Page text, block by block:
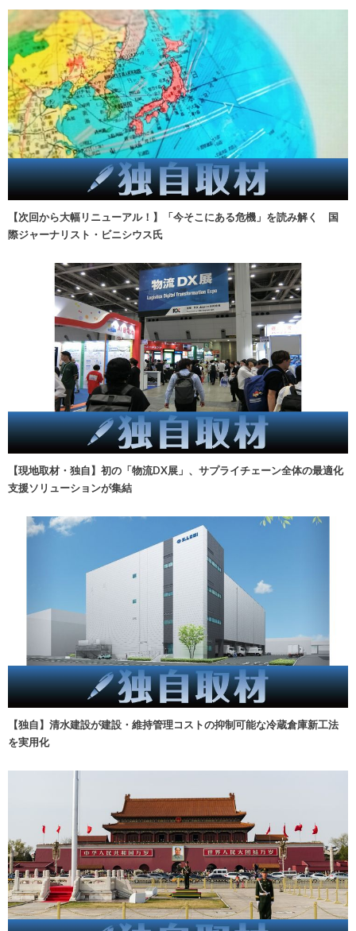
【次回から大幅リニューアル！】「今そこにある危機」を読み解く 国
際ジャーナリスト・ビニシウス氏
【現地取材・独自】初の「物流DX展」、サプライチェーン全体の最適化
支援ソリューションが集結
【独自】清水建設が建設・維持管理コストの抑制可能な冷蔵倉庫新工法
を実用化